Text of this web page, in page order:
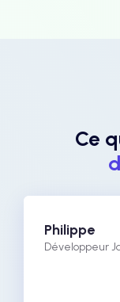
Ce
Philippe
Développeur